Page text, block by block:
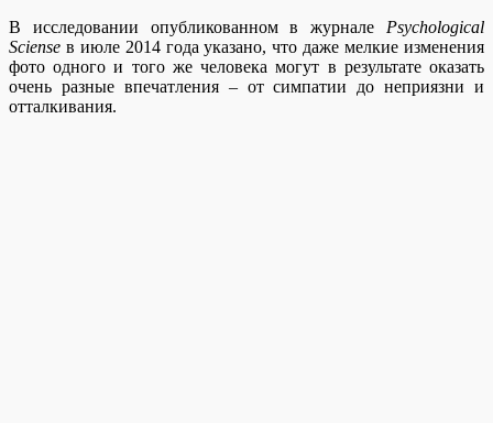
В исследовании опубликованном в журнале Psychological
Sciense в июле 2014 года указано, что даже мелкие изменения
фото одного и того же человека могут в результате оказать
очень разные впечатления – от симпатии до неприязни и
отталкивания.